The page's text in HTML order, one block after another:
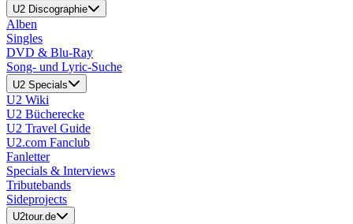
U2 Discographie
Alben
Singles
DVD & Blu-Ray
Song- und Lyric-Suche
U2 Specials
U2 Wiki
U2 Bücherecke
U2 Travel Guide
U2.com Fanclub
Fanletter
Specials & Interviews
Tributebands
Sideprojects
U2tour.de